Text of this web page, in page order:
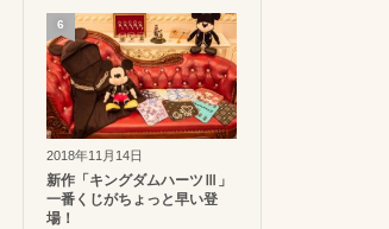
2018年11月14日
新作「キングダムハーツⅢ」
一番くじがちょっと早い登
場！
6